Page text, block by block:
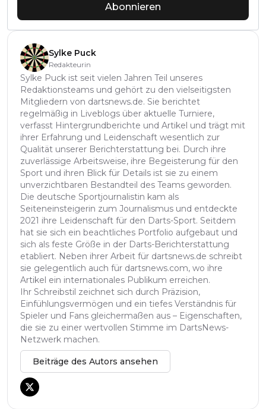
Abonnieren
Sylke Puck
Redakteurin
Sylke Puck ist seit vielen Jahren Teil unseres
Redaktionsteams und gehört zu den vielseitigsten
Mitgliedern von dartsnews.de. Sie berichtet
regelmäßig in Liveblogs über aktuelle Turniere,
verfasst Hintergrundberichte und Artikel und trägt mit
ihrer Erfahrung und Leidenschaft wesentlich zur
Qualität unserer Berichterstattung bei. Durch ihre
zuverlässige Arbeitsweise, ihre Begeisterung für den
Sport und ihren Blick für Details ist sie zu einem
unverzichtbaren Bestandteil des Teams geworden.
Die deutsche Sportjournalistin kam als
Seiteneinsteigerin zum Journalismus und entdeckte
2021 ihre Leidenschaft für den Darts-Sport. Seitdem
hat sie sich ein beachtliches Portfolio aufgebaut und
sich als feste Größe in der Darts-Berichterstattung
etabliert. Neben ihrer Arbeit für dartsnews.de schreibt
sie gelegentlich auch für dartsnews.com, wo ihre
Artikel ein internationales Publikum erreichen.
Ihr Schreibstil zeichnet sich durch Präzision,
Einfühlungsvermögen und ein tiefes Verständnis für
Spieler und Fans gleichermaßen aus – Eigenschaften,
die sie zu einer wertvollen Stimme im DartsNews-
Netzwerk machen.
Beiträge des Autors ansehen